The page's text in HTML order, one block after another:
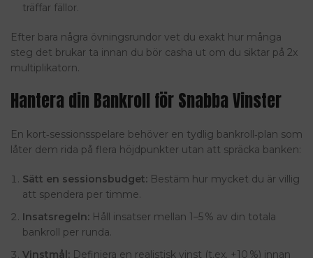
träffar fällor.
Efter bara några övningsrundor vet du exakt hur många
steg det brukar ta innan du bör casha ut om du siktar på 2x
multiplikatorn.
Hantera din Bankroll för Snabba Vinster
En kort‑sessionsspelare behöver en tydlig bankroll‑plan som
låter dem rida på flera höjdpunkter utan att spräcka banken:
Sätt en sessionsbudget: Bestäm hur mycket du är villig
att spendera per timme.
Insatsregeln: Håll insatser mellan 1–5 % av din totala
bankroll per runda.
Vinstmål: Definiera en realistisk vinst (t.ex. +10 %) innan